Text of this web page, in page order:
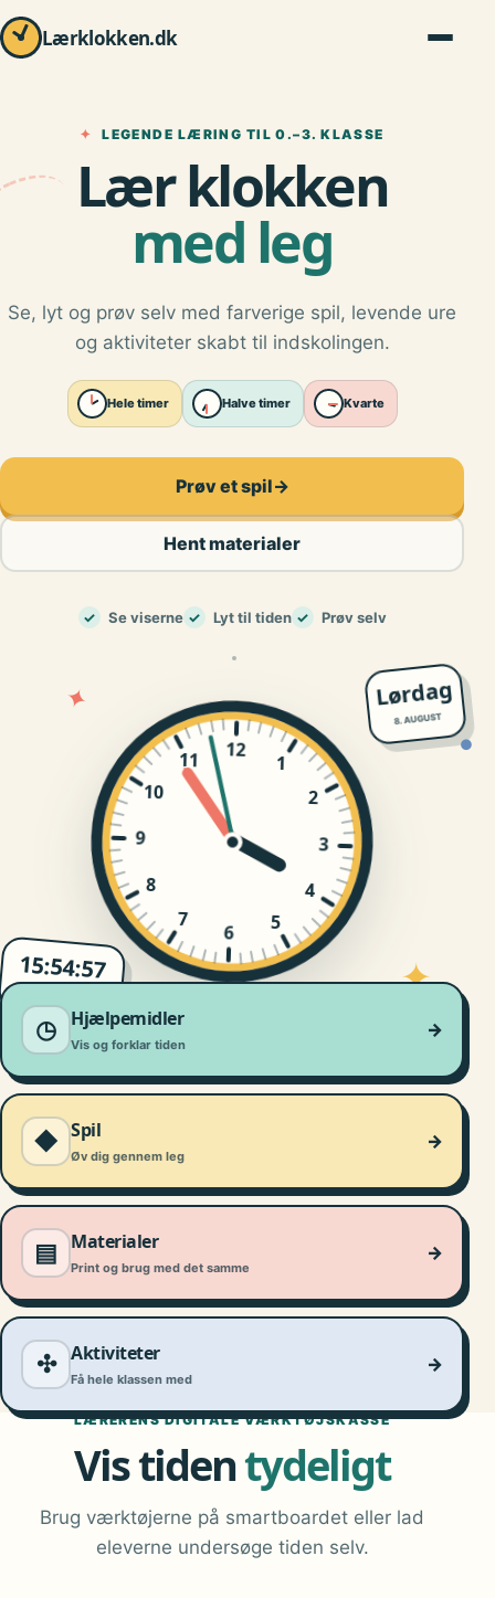
Lærklokken.dk
✦ LEGENDE LÆRING TIL 0.–3. KLASSE
Lær klokken
med leg
Se, lyt og prøv selv med farverige spil, levende ure
og aktiviteter skabt til indskolingen.
Hele timer Halve timer Kvarte
Prøv et spil→
Hent materialer
✓ Se viserne ✓ Lyt til tiden ✓ Prøv selv
Lørdag
8. AUGUST
15:54:58
1
2
3
4
5
6
7
8
9
10
11 12
✦
✦
●
◷ Hjælpemidler
Vis og forklar tiden
→
◆ Spil
Øv dig gennem leg
→
▤ Materialer
Print og brug med det samme
→
✣ Aktiviteter
Få hele klassen med
→
LÆRERENS DIGITALE VÆRKTØJSKASSE
Vis tidentydeligt
Brug værktøjerne på smartboardet eller lad
eleverne undersøge tiden selv.